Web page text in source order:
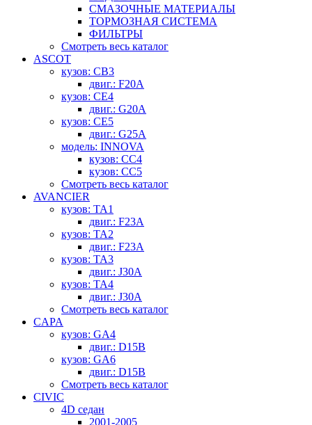
СМАЗОЧНЫЕ МАТЕРИАЛЫ
ТОРМОЗНАЯ СИСТЕМА
ФИЛЬТРЫ
Смотреть весь каталог
ASCOT
кузов: CB3
двиг.: F20A
кузов: CE4
двиг.: G20A
кузов: CE5
двиг.: G25A
модель: INNOVA
кузов: CC4
кузов: CC5
Смотреть весь каталог
AVANCIER
кузов: TA1
двиг.: F23A
кузов: TA2
двиг.: F23A
кузов: TA3
двиг.: J30A
кузов: TA4
двиг.: J30A
Смотреть весь каталог
CAPA
кузов: GA4
двиг.: D15B
кузов: GA6
двиг.: D15B
Смотреть весь каталог
CIVIC
4D седан
2001-2005